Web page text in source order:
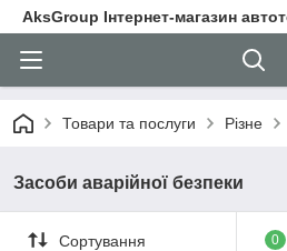
AksGroup Інтернет-магазин
Товари та послуги Різне
Засоби аварійної безпеки
Сортування 0